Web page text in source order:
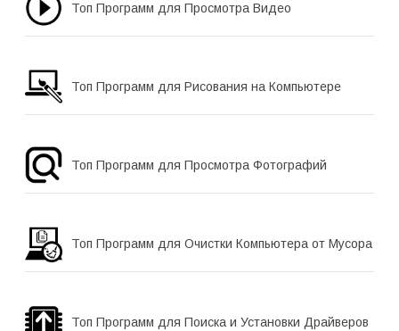
Топ Программ для Просмотра Видео
Топ Программ для Рисования на Компьютере
Топ Программ для Просмотра Фотографий
Топ Программ для Очистки Компьютера от Мусора
Топ Программ для Поиска и Установки Драйверов